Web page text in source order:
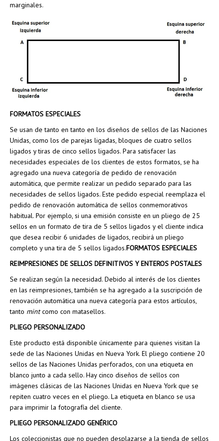
marginales.
FORMATOS ESPECIALES
Se usan de tanto en tanto en los diseños de sellos de las Naciones
Unidas, como los de parejas ligadas, bloques de cuatro sellos
ligados y tiras de cinco sellos ligados. Para satisfacer las
necesidades especiales de los clientes de estos formatos, se ha
agregado una nueva categoría de pedido de renovación
automática, que permite realizar un pedido separado para las
necesidades de sellos ligados. Este pedido especial reemplaza el
pedido de renovación automática de sellos conmemorativos
habitual. Por ejemplo, si una emisión consiste en un pliego de 25
sellos en un formato de tira de 5 sellos ligados y el cliente indica
que desea recibir 6 unidades de ligados, recibirá un pliego
completo y una tira de 5 sellos ligados.FORMATOS ESPECIALES
REIMPRESIONES DE SELLOS DEFINITIVOS Y ENTEROS POSTALES
Se realizan según la necesidad. Debido al interés de los clientes
en las reimpresiones, también se ha agregado a la suscripción de
renovación automática una nueva categoría para estos artículos,
tanto mintcomo con matasellos.
PLIEGO PERSONALIZADO
Este producto está disponible únicamente para quienes visitan la
sede de las Naciones Unidas en Nueva York. El pliego contiene 20
sellos de las Naciones Unidas perforados, con una etiqueta en
blanco junto a cada sello. Hay cinco diseños de sellos con
imágenes clásicas de las Naciones Unidas en Nueva York que se
repiten cuatro veces en el pliego. La etiqueta en blanco se usa
para imprimir la fotografía del cliente.
PLIEGO PERSONALIZADO GENÉRICO
Los coleccionistas que no pueden desplazarse a la tienda de sellos